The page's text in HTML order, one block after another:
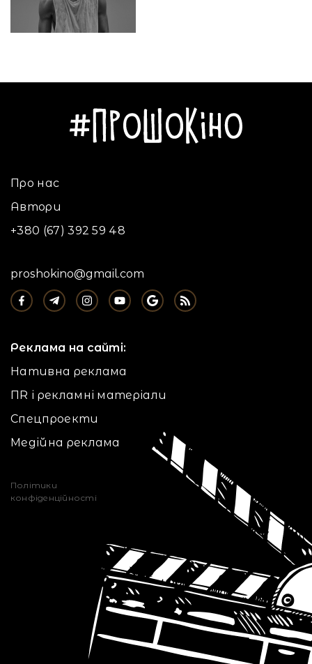
Про нас
Автори
+380 (67) 392 59 48
proshokino@gmail.com
Реклама на сайті:
Нативна реклама
ПR і рекламні матеріали
Спецпроекти
Медійна реклама
Політики
конфіденційності